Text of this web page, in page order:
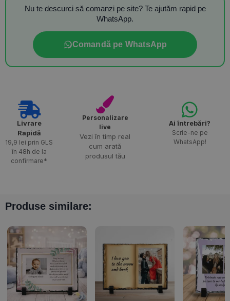
Nu te descurci să comanzi pe site? Te ajutăm rapid pe
WhatsApp.
Comandă pe WhatsApp
Livrare
Rapidă​
19,9 lei prin GLS
în 48h de la
confirmare*
Personalizare
live
Vezi în timp real
cum arată
produsul tău
Ai întrebări?
Scrie-ne pe
WhatsApp!
Produse similare: